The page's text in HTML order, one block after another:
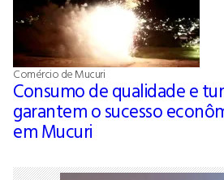
Comércio de Mucuri
Consumo de qualidade e
garantem o sucesso
em Mucuri